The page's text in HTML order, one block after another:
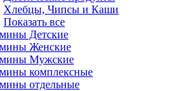
Хлебцы, Чипсы и Каши
Показать все
Детские
Женские
Мужские
комплексные
отдельные